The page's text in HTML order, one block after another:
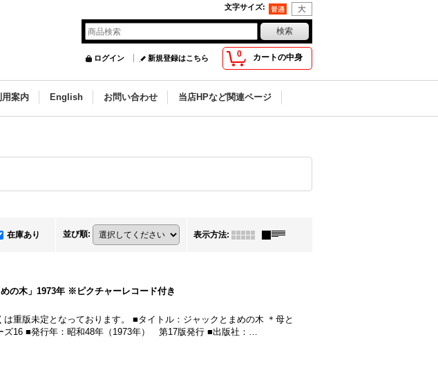
文字サイズ:
0 カートの中身
ログイン 新規登録はこちら
用案内 English お問い合わせ 当店HPなど関連ページ
在庫あり 並び順: 表示方法:
の木」1973年 ※ピクチャーレコード付き
重版未定となっております。 ■タイトル：ジャックとまめの木 ＊母と
ズ16 ■発行年：昭和48年（1973年） 第17版発行 ■出版社：…